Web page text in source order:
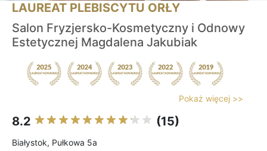
LAUREAT PLEBISCYTU ORŁY
Salon Fryzjersko-Kosmetyczny i Odnowy
Estetycznej Magdalena Jakubiak
Pokaż więcej >>
8.2 (15)
Białystok, Pułkowa 5a